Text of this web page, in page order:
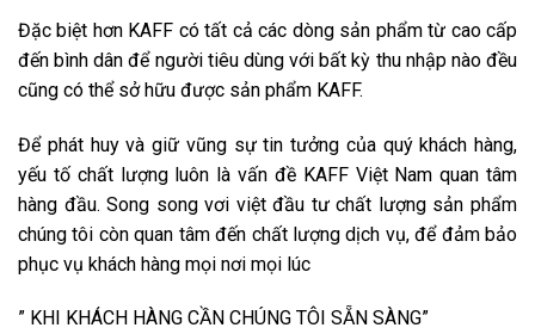
Đặc biệt hơn KAFF có tất cả các dòng sản phẩm từ cao cấp
đến bình dân để người tiêu dùng với bất kỳ thu nhập nào đều
cũng có thể sở hữu được sản phẩm KAFF.
Để phát huy và giữ vũng sự tin tưởng của quý khách hàng,
yếu tố chất lượng luôn là vấn đề KAFF Việt Nam quan tâm
hàng đầu. Song song vơi việt đầu tư chất lượng sản phẩm
chúng tôi còn quan tâm đến chất lượng dịch vụ, để đảm bảo
phục vụ khách hàng mọi nơi mọi lúc
” KHI KHÁCH HÀNG CẦN CHÚNG TÔI SẴN SÀNG”